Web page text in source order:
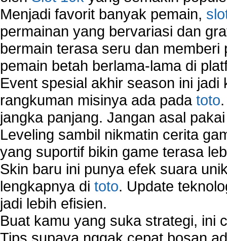
Menjadi favorit banyak pemain,
permainan yang bervariasi dan
bermain terasa seru dan
pemain betah berlama-lama di
Event spesial akhir season ini
rangkuman misinya ada pada toto
jangka panjang. Jangan asal
Leveling sambil nikmatin cerita
yang suportif bikin game terasa
Skin baru ini punya efek suara
lengkapnya di toto. Update
jadi lebih efisien.
Buat kamu yang suka strategi, ini
Tips supaya nggak cepat bosan